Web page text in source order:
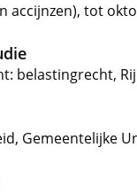
accijnzen), tot
belastingrecht,
Gemeentelijke